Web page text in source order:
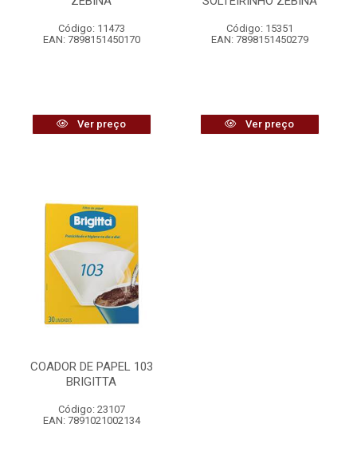
Código: 11473
EAN: 7898151450170
Ver preço
Código: 15351
EAN: 7898151450279
Ver preço
COADOR DE PAPEL 103
BRIGITTA
Código: 23107
EAN: 7891021002134